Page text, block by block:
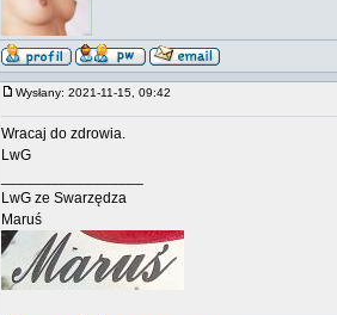
Wysłany: 2021-11-15, 09:42
Wracaj do zdrowia.
LwG
LwG ze Swarzędza
Maruś